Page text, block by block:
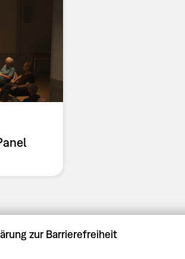
zur Barrierefreiheit